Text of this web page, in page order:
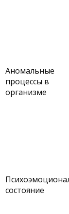
Аномальные
процессы в
организме
состояние